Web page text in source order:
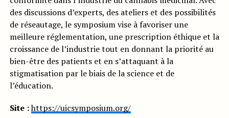
des discussions d’experts, des ateliers et des possibilités
de réseautage, le symposium vise à favoriser une
meilleure réglementation, une prescription éthique et la
croissance de l’industrie tout en donnant la priorité au
bien-être des patients et en s’attaquant à la
stigmatisation par le biais de la science et de
l’éducation.
Site :https://uicsymposium.org/